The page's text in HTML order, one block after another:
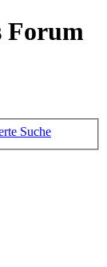
Forum
Suche